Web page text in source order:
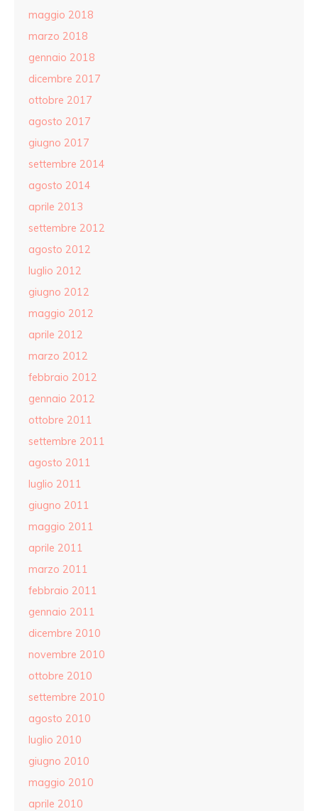
maggio 2018
marzo 2018
gennaio 2018
dicembre 2017
ottobre 2017
agosto 2017
giugno 2017
settembre 2014
agosto 2014
aprile 2013
settembre 2012
agosto 2012
luglio 2012
giugno 2012
maggio 2012
aprile 2012
marzo 2012
febbraio 2012
gennaio 2012
ottobre 2011
settembre 2011
agosto 2011
luglio 2011
giugno 2011
maggio 2011
aprile 2011
marzo 2011
febbraio 2011
gennaio 2011
dicembre 2010
novembre 2010
ottobre 2010
settembre 2010
agosto 2010
luglio 2010
giugno 2010
maggio 2010
aprile 2010